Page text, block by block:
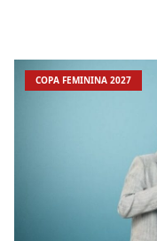
COPA FEMININA 2027